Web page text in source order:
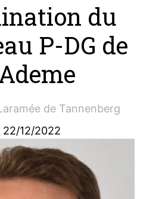
du
P-DG de
de Tannenberg
22/12/2022